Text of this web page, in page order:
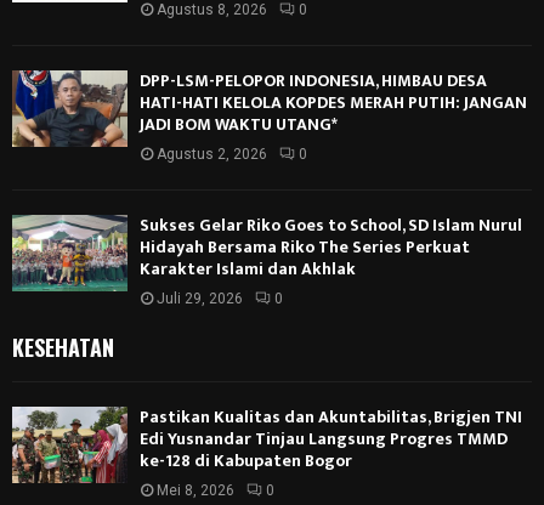
Agustus 8, 2026 0
DPP-LSM-PELOPOR INDONESIA, HIMBAU DESA
HATI-HATI KELOLA KOPDES MERAH PUTIH: JANGAN
JADI BOM WAKTU UTANG*
Agustus 2, 2026 0
Sukses Gelar Riko Goes to School, SD Islam Nurul
Hidayah Bersama Riko The Series Perkuat
Karakter Islami dan Akhlak
Juli 29, 2026 0
KESEHATAN
Pastikan Kualitas dan Akuntabilitas, Brigjen TNI
Edi Yusnandar Tinjau Langsung Progres TMMD
ke-128 di Kabupaten Bogor
Mei 8, 2026 0